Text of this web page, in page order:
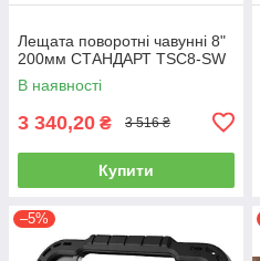
Лещата поворотні чавунні 8"
200мм СТАНДАРТ TSC8-SW
В наявності
3 340,20 ₴ 3 516 ₴
Купити
–5%